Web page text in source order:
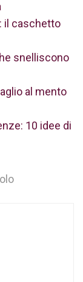
il caschetto
snelliscono
al mento
10 idee di